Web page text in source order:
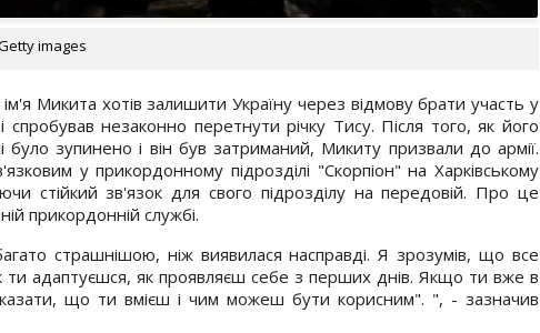
images
ім'я Микита хотів залишити Україну через відмову брати участь у
і спробував незаконно перетнути річку Тису. Після того, як його
було зупинено і він був затриманий, Микиту призвали до армії.
у прикордонному підрозділі "Скорпіон" на Харківському
стійкий зв'язок для свого підрозділу на передовій. Про це
прикордонній службі.
страшнішою, ніж виявилася насправді. Я зрозумів, що все
ти адаптуєшся, як проявляєш себе з перших днів. Якщо ти вже в
що ти вмієш і чим можеш бути корисним". ", - зазначив